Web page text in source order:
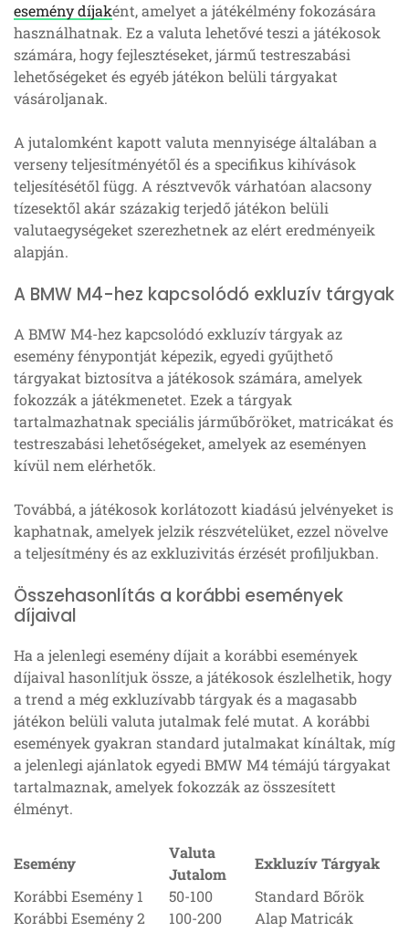
esemény díjaként, amelyet a játékélmény fokozására
használhatnak. Ez a valuta lehetővé teszi a játékosok
számára, hogy fejlesztéseket, jármű testreszabási
lehetőségeket és egyéb játékon belüli tárgyakat
vásároljanak.
A jutalomként kapott valuta mennyisége általában a
verseny teljesítményétől és a specifikus kihívások
teljesítésétől függ. A résztvevők várhatóan alacsony
tízesektől akár százakig terjedő játékon belüli
valutaegységeket szerezhetnek az elért eredményeik
alapján.
A BMW M4-hez kapcsolódó exkluzív tárgyak
A BMW M4-hez kapcsolódó exkluzív tárgyak az
esemény fénypontját képezik, egyedi gyűjthető
tárgyakat biztosítva a játékosok számára, amelyek
fokozzák a játékmenetet. Ezek a tárgyak
tartalmazhatnak speciális járműbőröket, matricákat és
testreszabási lehetőségeket, amelyek az eseményen
kívül nem elérhetők.
Továbbá, a játékosok korlátozott kiadású jelvényeket is
kaphatnak, amelyek jelzik részvételüket, ezzel növelve
a teljesítmény és az exkluzivitás érzését profiljukban.
Összehasonlítás a korábbi események
díjaival
Ha a jelenlegi esemény díjait a korábbi események
díjaival hasonlítjuk össze, a játékosok észlelhetik, hogy
a trend a még exkluzívabb tárgyak és a magasabb
játékon belüli valuta jutalmak felé mutat. A korábbi
események gyakran standard jutalmakat kínáltak, míg
a jelenlegi ajánlatok egyedi BMW M4 témájú tárgyakat
tartalmaznak, amelyek fokozzák az összesített
élményt.
Esemény
Valuta
Jutalom
Exkluzív Tárgyak
Korábbi Esemény 1
50-100
Standard Bőrök
Korábbi Esemény 2
100-200
Alap Matricák